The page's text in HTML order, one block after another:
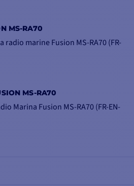
MS-RA70
marine Fusion MS-RA70 (FR-
MS-RA70
Marina Fusion MS-RA70 (FR-EN-